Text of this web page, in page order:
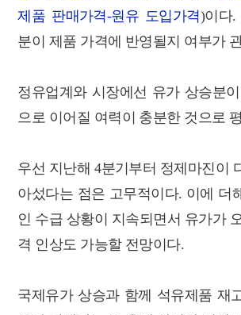
제품 판매가격-원유 도입가격)이다
분이 제품 가격에 반영될지 여부가
정유업계와 시장에선 유가 상승분
으로 이어질 여력이 충분한 것으로
우선 지난해 4분기부터 정제마진이
아섰다는 점은 고무적이다. 이에 더
인 수급 상황이 지속되면서 유가가
격 인상도 가능할 전망이다.
국제유가 상승과 함께 석유제품 재